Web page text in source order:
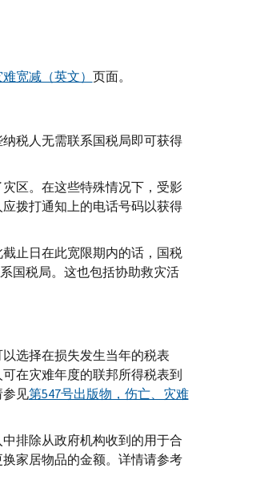
宽减（英文） 页面。
税人无需联系国税局即可获得
区。在这些特殊情况下，受影
拨打通知上的电话号码以获得
止日在此宽限期内的话，国税
国税局。这也包括协助救灾活
选择在损失发生当年的税表
在灾难年度的联邦所得税表到
见第547号出版物，伤亡、灾难
排除从政府机构收到的用于合
家居物品的金额。详情请参考